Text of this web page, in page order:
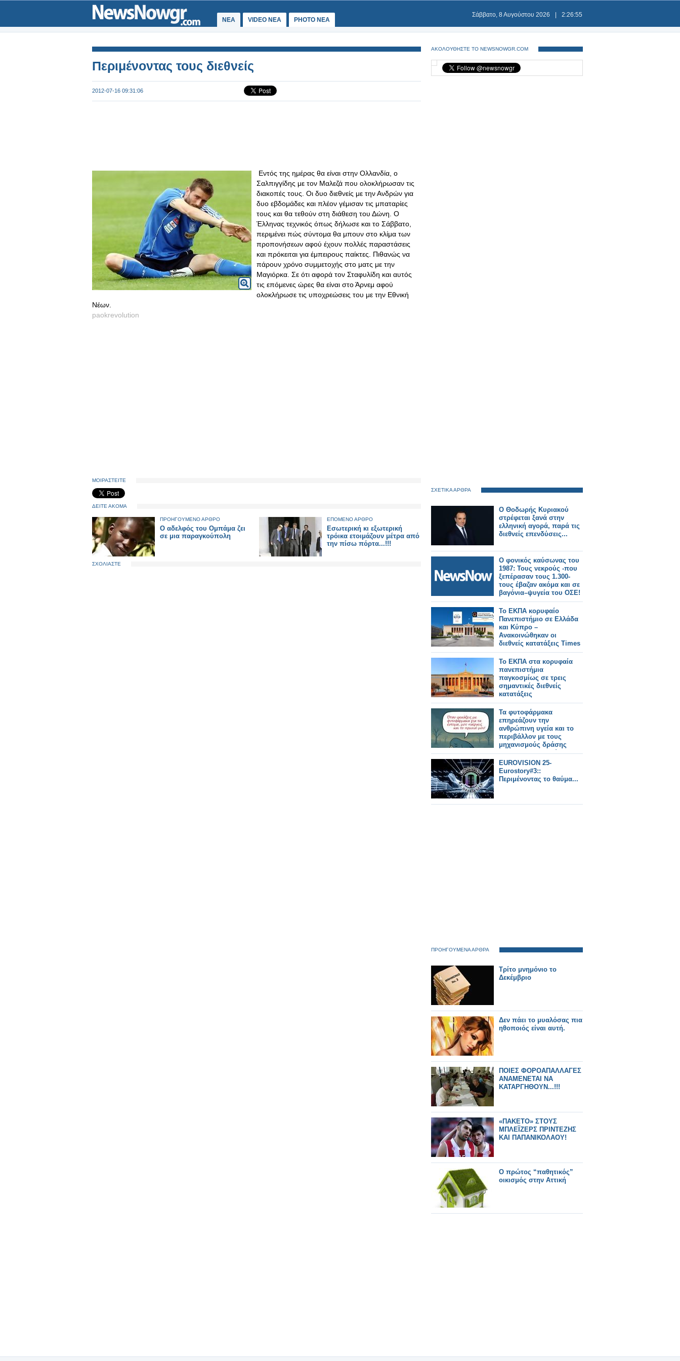
ΝΕΑ VIDEO NEA PHOTO NEA
Σάββατο, 8 Αυγούστου 2026 2:26:55
Περιμένοντας τους διεθνείς
2012-07-16 09:31:06
Εντός της ημέρας θα είναι στην Ολλανδία, ο
Σαλπιγγίδης με τον Μαλεζά που ολοκλήρωσαν τις
διακοπές τους. Οι δυο διεθνείς με την Ανδρών για
δυο εβδομάδες και πλέον γέμισαν τις μπαταρίες
τους και θα τεθούν στη διάθεση του Δώνη. Ο
Έλληνας τεχνικός όπως δήλωσε και το Σάββατο,
περιμένει πώς σύντομα θα μπουν στο κλίμα των
προπονήσεων αφού έχουν πολλές παραστάσεις
και πρόκειται για έμπειρους παίκτες. Πιθανώς να
πάρουν χρόνο συμμετοχής στο ματς με την
Μαγιόρκα. Σε ότι αφορά τον Σταφυλίδη και αυτός
τις επόμενες ώρες θα είναι στο Άρνεμ αφού
ολοκλήρωσε τις υποχρεώσεις του με την Εθνική
Νέων.
paokrevolution
ΜΟΙΡΑΣΤΕΙΤΕ
ΔΕΙΤΕ ΑΚΟΜΑ
ΠΡΟΗΓΟΥΜΕΝΟ ΑΡΘΡΟ
Ο αδελφός του Ομπάμα ζει
σε μια παραγκούπολη
ΕΠΟΜΕΝΟ ΑΡΘΡΟ
Εσωτερική κι εξωτερική
τρόικα ετοιμάζουν μέτρα από
την πίσω πόρτα...!!!
ΣΧΟΛΙΑΣΤΕ
ΑΚΟΛΟΥΘΗΣΤΕ ΤΟ NEWSNOWGR.COM
ΣΧΕΤΙΚΑ ΑΡΘΡΑ
Ο Θοδωρής Κυριακού
στρέφεται ξανά στην
ελληνική αγορά, παρά τις
διεθνείς επενδύσεις...
Ο φονικός καύσωνας του
1987: Τους νεκρούς -που
ξεπέρασαν τους 1.300-
τους έβαζαν ακόμα και σε
βαγόνια–ψυγεία του ΟΣΕ!
Το ΕΚΠΑ κορυφαίο
Πανεπιστήμιο σε Ελλάδα
και Κύπρο –
Ανακοινώθηκαν οι
διεθνείς κατατάξεις Times
Higher Education Impact
Rankings 2025 και US
News Global University
Ranking 2025-2026
Το ΕΚΠΑ στα κορυφαία
πανεπιστήμια
παγκοσμίως σε τρεις
σημαντικές διεθνείς
κατατάξεις
Τα φυτοφάρμακα
επηρεάζουν την
ανθρώπινη υγεία και το
περιβάλλον με τους
μηχανισμούς δράσης
τους και αποτελούν
κίνδυνο για τους
επικονιαστές
EUROVISION 25-
Eurostory#3::
Περιμένοντας το θαύμα...
ΠΡΟΗΓΟΥΜΕΝΑ ΑΡΘΡΑ
Tρίτο μνημόνιο το
Δεκέμβριο
Δεν πάει το μυαλόσας πια
ηθοποιός είναι αυτή.
ΠΟΙΕΣ ΦΟΡΟΑΠΑΛΛΑΓΕΣ
ΑΝΑΜΕΝΕΤΑΙ ΝΑ
ΚΑΤΑΡΓΗΘΟΥΝ...!!!
«ΠΑΚΕΤΟ» ΣΤΟΥΣ
ΜΠΛΕΪΖΕΡΣ ΠΡΙΝΤΕΖΗΣ
ΚΑΙ ΠΑΠΑΝΙΚΟΛΑΟΥ!
O πρώτος “παθητικός”
οικισμός στην Αττική